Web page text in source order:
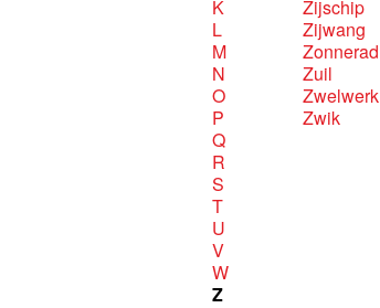
K
L
M
N
O
P
Q
R
S
T
U
V
W
Z
Zijschip
Zijwang
Zonnerad
Zuil
Zwelwerk
Zwik